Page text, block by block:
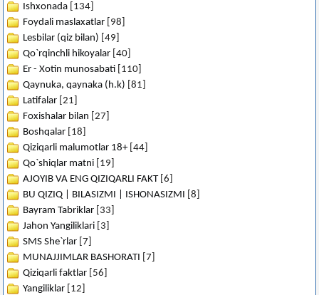
Ishxonada [134]
Foydali maslaxatlar [98]
Lesbilar (qiz bilan) [49]
Qo`rqinchli hikoyalar [40]
Er - Xotin munosabati [110]
Qaynuka, qaynaka (h.k) [81]
Latifalar [21]
Foxishalar bilan [27]
Boshqalar [18]
Qiziqarli malumotlar 18+ [44]
Qo`shiqlar matni [19]
AJOYIB VA ENG QIZIQARLI FAKT [6]
BU QIZIQ | BILASIZMI | ISHONASIZMI
[8]
Bayram Tabriklar [33]
Jahon Yangiliklari [3]
SMS She`rlar [7]
MUNAJJIMLAR BASHORATI
[7]
Qiziqarli faktlar [56]
Yangiliklar [12]